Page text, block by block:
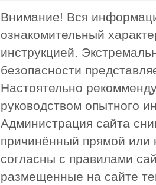
Внимание! Вся
ознакомительный
инструкцией.
безопасности
Настоятельно
руководством опытного
Администрация сайта
причинённый прямой или
согласны с правилами
размещенные на сайте